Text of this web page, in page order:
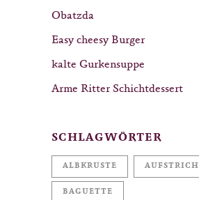
Obatzda
Easy cheesy Burger
kalte Gurkensuppe
Arme Ritter Schichtdessert
SCHLAGWÖRTER
ALBKRUSTE AUFSTRICH
BAGUETTE